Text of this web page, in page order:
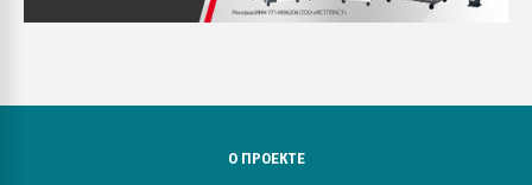
О ПРОЕКТЕ